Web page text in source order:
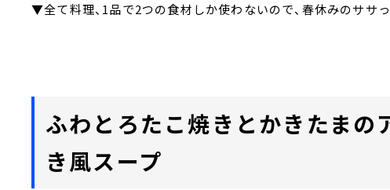
▼全て料理、1品で2つの食材しか使わないので、春休みのササ
ふわとろたこ焼きとかきたまの
き風スープ